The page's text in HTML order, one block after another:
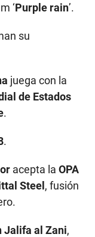
‘Purple rain’.
su
juega con la
de Estados
.
.
acepta la OPA
Steel, fusión
Jalifa al Zani,